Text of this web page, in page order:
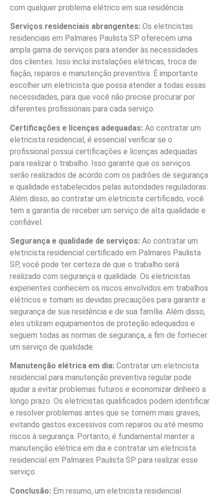
com qualquer problema elétrico em sua residência.
Serviços residenciais abrangentes: Os eletricistas
residenciais em Palmares Paulista SP oferecem uma
ampla gama de serviços para atender às necessidades
dos clientes. Isso inclui instalações elétricas, troca de
fiação, reparos e manutenção preventiva. É importante
escolher um eletricista que possa atender a todas essas
necessidades, para que você não precise procurar por
diferentes profissionais para cada serviço.
Certificações e licenças adequadas: Ao contratar um
eletricista residencial, é essencial verificar se o
profissional possui certificações e licenças adequadas
para realizar o trabalho. Isso garante que os serviços
serão realizados de acordo com os padrões de segurança
e qualidade estabelecidos pelas autoridades reguladoras.
Além disso, ao contratar um eletricista certificado, você
tem a garantia de receber um serviço de alta qualidade e
confiável.
Segurança e qualidade de serviços: Ao contratar um
eletricista residencial certificado em Palmares Paulista
SP, você pode ter certeza de que o trabalho será
realizado com segurança e qualidade. Os eletricistas
experientes conhecem os riscos envolvidos em trabalhos
elétricos e tomam as devidas precauções para garantir a
segurança de sua residência e de sua família. Além disso,
eles utilizam equipamentos de proteção adequados e
seguem todas as normas de segurança, a fim de fornecer
um serviço de qualidade.
Manutenção elétrica em dia: Contratar um eletricista
residencial para manutenção preventiva regular pode
ajudar a evitar problemas futuros e economizar dinheiro a
longo prazo. Os eletricistas qualificados podem identificar
e resolver problemas antes que se tornem mais graves,
evitando gastos excessivos com reparos ou até mesmo
riscos à segurança. Portanto, é fundamental manter a
manutenção elétrica em dia e contratar um eletricista
residencial em Palmares Paulista SP para realizar esse
serviço.
Conclusão: Em resumo, um eletricista residencial